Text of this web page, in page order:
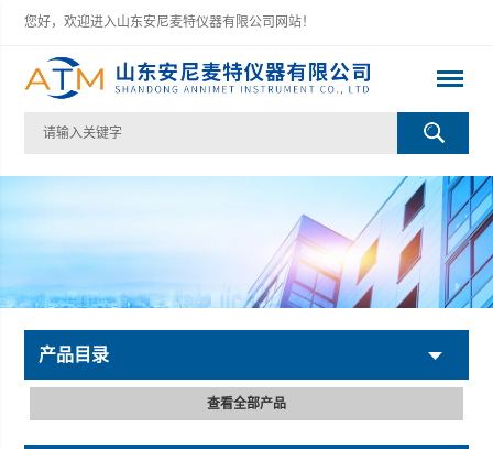
您好，欢迎进入山东安尼麦特仪器有限公司网站！
产品目录
查看全部产品